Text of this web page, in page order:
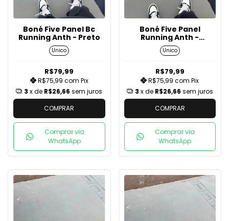
Boné Five Panel Bc
Running Anth - Preto
Unico
R$79,99
R$75,99 com Pix
3 x de R$26,66 sem juros
COMPRAR
Comprar via
WhatsApp
Boné Five Panel
Running Anth -
Bege/Cinza/Chumbo
Unico
R$79,99
R$75,99com Pix
3 x de R$26,66 sem juros
COMPRAR
Comprar via
WhatsApp